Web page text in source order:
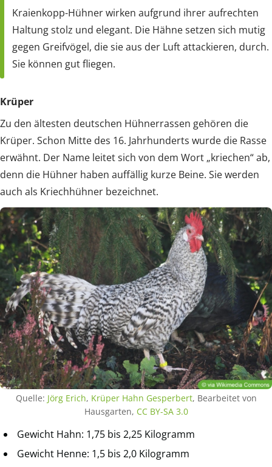
Kraienkopp-Hühner wirken aufgrund ihrer aufrechten
Haltung stolz und elegant. Die Hähne setzen sich mutig
gegen Greifvögel, die sie aus der Luft attackieren, durch.
Sie können gut fliegen.
Krüper
Zu den ältesten deutschen Hühnerrassen gehören die
Krüper. Schon Mitte des 16. Jahrhunderts wurde die Rasse
erwähnt. Der Name leitet sich von dem Wort „kriechen“ ab,
denn die Hühner haben auffällig kurze Beine. Sie werden
auch als Kriechhühner bezeichnet.
Quelle: Jörg Erich, Krüper Hahn Gesperbert, Bearbeitet von
Hausgarten, CC BY-SA 3.0
Gewicht Hahn: 1,75 bis 2,25 Kilogramm
Gewicht Henne: 1,5 bis 2,0 Kilogramm